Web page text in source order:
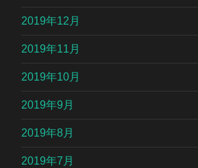
2019年12月
2019年11月
2019年10月
2019年9月
2019年8月
2019年7月